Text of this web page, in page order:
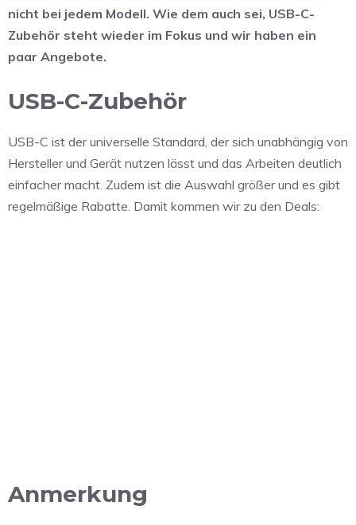
nicht bei jedem Modell. Wie dem auch sei, USB-C-
Zubehör steht wieder im Fokus und wir haben ein
paar Angebote.
USB-C-Zubehör
USB-C ist der universelle Standard, der sich unabhängig von
Hersteller und Gerät nutzen lässt und das Arbeiten deutlich
einfacher macht. Zudem ist die Auswahl größer und es gibt
regelmäßige Rabatte. Damit kommen wir zu den Deals:
Anmerkung